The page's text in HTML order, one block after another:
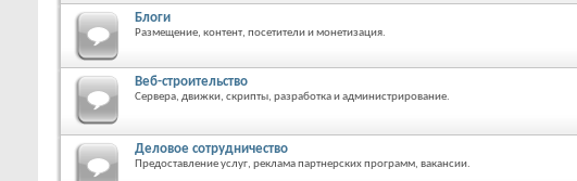
Блоги
Размещение, контент, посетители и монетизация.
Веб-строительство
Сервера, движки, скрипты, разработка и администрирование.
Деловое сотрудничество
Предоставление услуг, реклама партнерских программ, вакансии.